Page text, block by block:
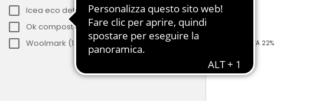
Icea eco detergenza (1)
Ok compost industrial (3)
Woolmark (1)
1l ℮
IVA 22%